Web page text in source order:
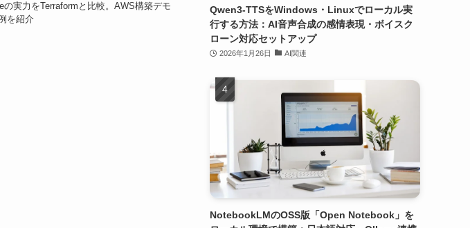
の実力をTerraformと比較。AWS構築デモ
を紹介
Qwen3-TTSをWindows・Linuxでローカル実
行する方法：AI音声合成の感情表現・ボイスク
ローン対応セットアップ
2026年1月26日 AI関連
NotebookLMのOSS版「Open Notebook」を